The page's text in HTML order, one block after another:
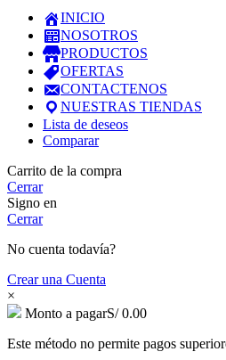
INICIO
NOSOTROS
PRODUCTOS
OFERTAS
CONTACTENOS
NUESTRAS TIENDAS
Lista de deseos
Comparar
Carrito de la compra
Cerrar
Signo en
Cerrar
No cuenta todavía?
Crear una Cuenta
×
Monto a pagarS/0.00
Este método no permite pagos